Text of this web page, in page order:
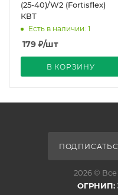
(25-40)/W2 (Fortisflex)
КВТ
Есть в наличии: 1
179 ₽/шт
В КОРЗИНУ
2026 ©
ОГРНИП: